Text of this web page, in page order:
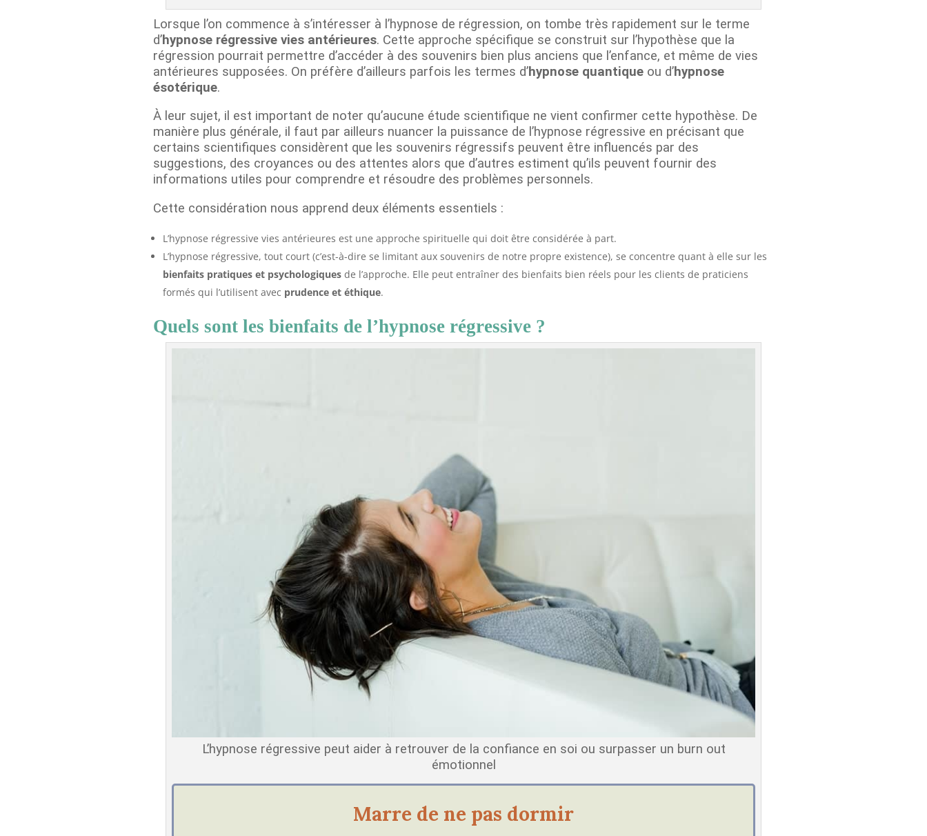
Lorsque l’on commence à s’intéresser à l’hypnose de régression, on tombe très rapidement sur le terme
d’hypnose régressive vies antérieures. Cette approche spécifique se construit sur l’hypothèse que la
régression pourrait permettre d’accéder à des souvenirs bien plus anciens que l’enfance, et même de vies
antérieures supposées. On préfère d’ailleurs parfois les termes d’hypnose quantique ou d’hypnose
ésotérique.
À leur sujet, il est important de noter qu’aucune étude scientifique ne vient confirmer cette hypothèse. De
manière plus générale, il faut par ailleurs nuancer la puissance de l’hypnose régressive en précisant que
certains scientifiques considèrent que les souvenirs régressifs peuvent être influencés par des
suggestions, des croyances ou des attentes alors que d’autres estiment qu’ils peuvent fournir des
informations utiles pour comprendre et résoudre des problèmes personnels.
Cette considération nous apprend deux éléments essentiels :
L’hypnose régressive vies antérieures est une approche spirituelle qui doit être considérée à part.
L’hypnose régressive, tout court (c’est-à-dire se limitant aux souvenirs de notre propre existence), se concentre quant à elle sur les
bienfaits pratiques et psychologiques de l’approche. Elle peut entraîner des bienfaits bien réels pour les clients de praticiens
formés qui l’utilisent avec prudence et éthique.
Quels sont les bienfaits de l’hypnose régressive ?
L’hypnose régressive peut aider à retrouver de la confiance en soi ou surpasser un burn out
émotionnel
Marre de ne pas dormir